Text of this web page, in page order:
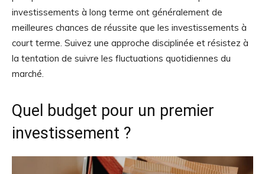
investissements à long terme ont généralement de
meilleures chances de réussite que les investissements à
court terme. Suivez une approche disciplinée et résistez à
la tentation de suivre les fluctuations quotidiennes du
marché.
Quel budget pour un premier
investissement ?